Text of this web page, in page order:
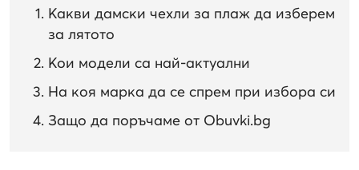
Какви дамски чехли за плаж да изберем
за лятото
Кои модели са най-актуални
На коя марка да се спрем при избора си
Защо да поръчаме от Obuvki.bg